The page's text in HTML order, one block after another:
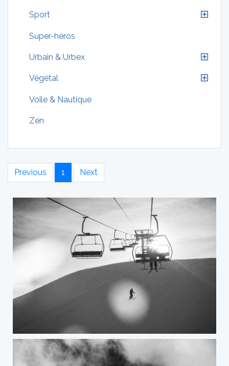
Sport
Super-héros
Urbain & Urbex
Végétal
Voile & Nautique
Zen
Previous 1 Next